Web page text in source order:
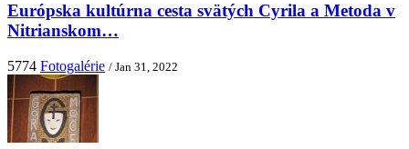
Európska kultúrna cesta svätých Cyrila a Metoda v
Nitrianskom…
5774 Fotogalérie / Jan 31, 2022